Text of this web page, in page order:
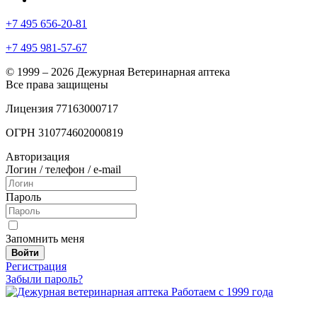
+7 495 656-20-81
+7 495 981-57-67
© 1999 – 2026 Дежурная Ветеринарная аптека
Все права защищены
Лицензия 77163000717
ОГРН 310774602000819
Авторизация
Логин / телефон / e-mail
Пароль
Запомнить меня
Войти
Регистрация
Забыли пароль?
Работаем с 1999 года